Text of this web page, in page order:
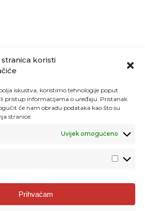
stranica koristi
iskustva, koristimo tehnologije poput
pristup informacijama o uređaju. Pristanak
će nam obradu podataka kao što su
stranice.
Uvijek omogućeno
Prihvaćam
Zagreb